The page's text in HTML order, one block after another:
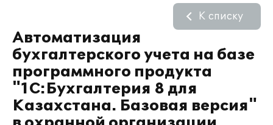
Автоматизация
бухгалтерского учета на базе
программного продукта
"1С:Бухгалтерия 8 для
Казахстана. Базовая версия"
К списку